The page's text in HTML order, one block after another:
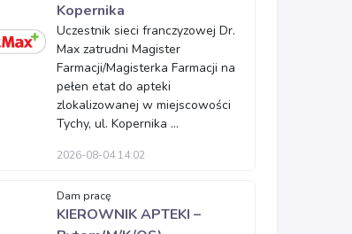
Kopernika
Uczestnik sieci franczyzowej Dr.
Max zatrudni Magister
Farmacji/Magisterka Farmacji na
pełen etat do apteki
zlokalizowanej w miejscowości
Tychy, ul. Kopernika ...
2026-08-04 14:02
Dam pracę
KIEROWNIK APTEKI –